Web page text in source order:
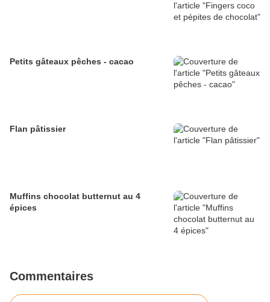
Petits gâteaux pêches - cacao
Flan pâtissier
Muffins chocolat butternut au 4
épices
Commentaires